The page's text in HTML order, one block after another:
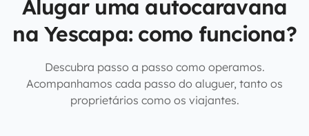
Alugar uma autocaravana
na Yescapa: como funciona?
Descubra passo a passo como operamos.
Acompanhamos cada passo do aluguer, tanto os
proprietários como os viajantes.